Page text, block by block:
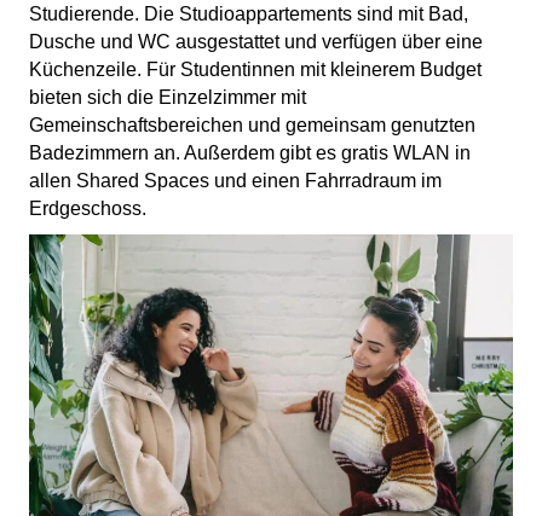
Studierende. Die Studioappartements sind mit Bad,
Dusche und WC ausgestattet und verfügen über eine
Küchenzeile. Für Studentinnen mit kleinerem Budget
bieten sich die Einzelzimmer mit
Gemeinschaftsbereichen und gemeinsam genutzten
Badezimmern an. Außerdem gibt es gratis WLAN in
allen Shared Spaces und einen Fahrradraum im
Erdgeschoss.